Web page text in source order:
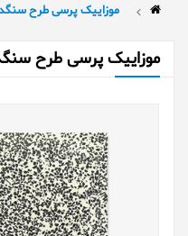
موزاییک پرسی طرح
موزاییک پرسی طرح